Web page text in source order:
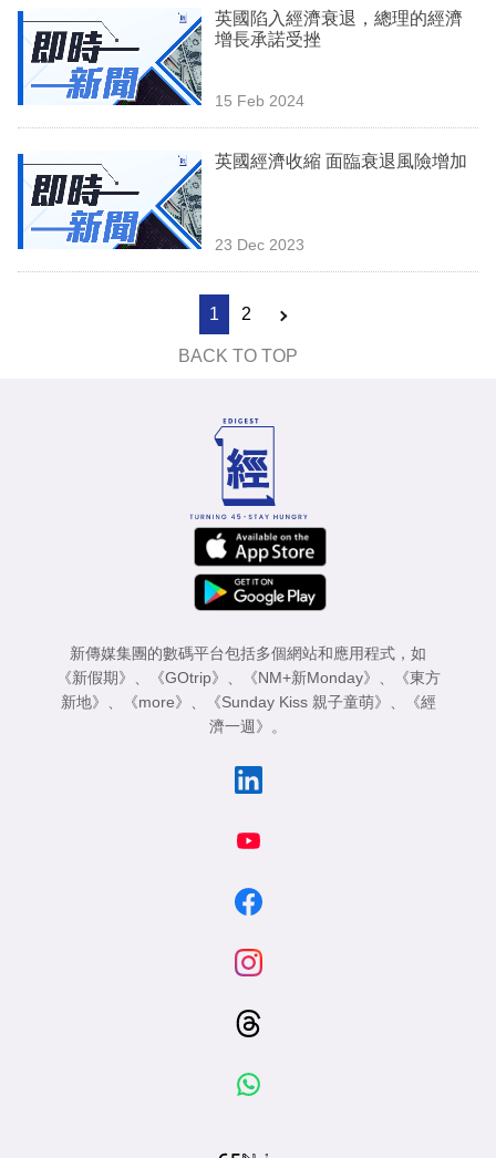
英國陷入經濟衰退，總理的經濟
增長承諾受挫
15 Feb 2024
英國經濟收縮 面臨衰退風險增加
23 Dec 2023
1 2
BACK TO TOP
新傳媒集團的數碼平台包括多個網站和應用程式，如
《新假期》 、 《GOtrip》 、 《NM+新Monday》 、
《東方
新地》 、 《more》 、 《Sunday Kiss 親子童萌》 、
《經
濟一週》 。